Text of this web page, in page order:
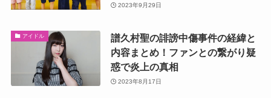
2023年9月29日
アイドル
譜久村聖の誹謗中傷事件の経緯と
内容まとめ！ファンとの繋がり疑
惑で炎上の真相
2023年8月17日